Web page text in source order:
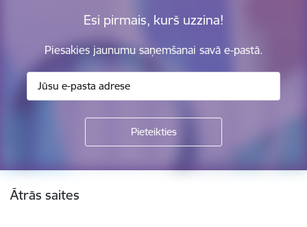
Esi pirmais, kurš uzzina!
Piesakies jaunumu saņemšanai savā e-pastā.
Kājene
Ātrās saites